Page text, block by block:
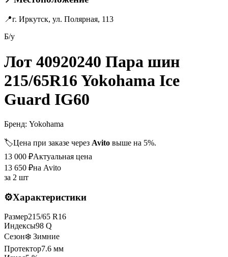
📍г. Иркутск, ул. Полярная, 113
Б/у
Лот 40920240 Пара шин
215/65R16 Yokohama Ice
Guard IG60
Бренд: Yokohama
🏷️Цена при заказе через Avito выше на 5%.
13 000 ₽Актуальная цена
13 650 ₽на Avito
за 2 шт
⚙️Характеристики
Размер215/65 R16
Индексы98 Q
Сезон❄️ Зимние
Протектор7.6 мм